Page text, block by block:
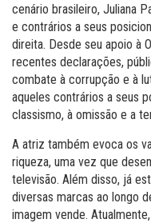
cenário brasileiro, Juliana
e contrários a seus
direita. Desde seu apoio à
recentes declarações,
combate à corrupção e à
aqueles contrários a seus
classismo, à omissão e a
A atriz também evoca os
riqueza, uma vez que
televisão. Além disso, já
diversas marcas ao longo
imagem vende.